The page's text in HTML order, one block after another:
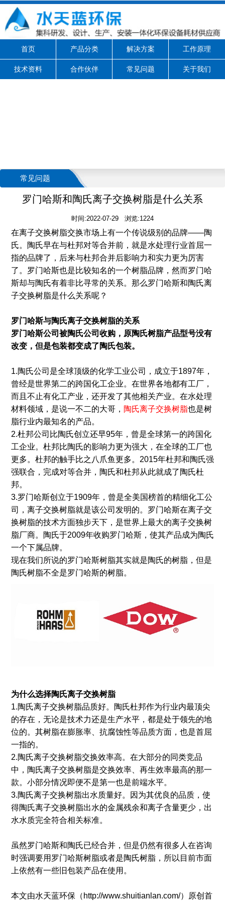
首页 产品分类 解决方案 工作原理
技术资料 合作伙伴 常见问题 关于我们
常见问题
罗门哈斯和陶氏离子交换树脂是什么关系
时间:2022-07-29 浏览:1224
在离子交换树脂交换市场上有一个传说级别的品牌——陶
氏。陶氏早在与杜邦对等合并前，就是水处理行业首屈一
指的品牌了，后来与杜邦合并后影响力和实力更为厉害
了。罗门哈斯也是比较知名的一个树脂品牌，然而罗门哈
斯却与陶氏有着非比寻常的关系。那么罗门哈斯和陶氏离
子交换树脂是什么关系呢？
罗门哈斯与陶氏离子交换树脂的关系
罗门哈斯公司被陶氏公司收购， 原陶氏树脂产品型号没有
改变，但是包装都变成了陶氏包装。
1.陶氏公司是全球顶级的化学工业公司，成立于1897年，
曾经是世界第二的跨国化工企业。在世界各地都有工厂，
而且不止有化工产业，还开发了其他相关产业。在水处理
材料领域，是说一不二的大哥， 陶氏离子交换树脂也是树
脂行业内最知名的产品。
2.杜邦公司比陶氏创立还早95年，曾是全球第一的跨国化
工企业。杜邦比陶氏的影响力更为强大，在全球的工厂也
更多。杜邦的触手比之八爪鱼更多。2015年杜邦和陶氏强
强联合，完成对等合并，陶氏和杜邦从此就成了陶氏杜
邦。
3.罗门哈斯创立于1909年，曾是全美国榜首的精细化工公
司，离子交换树脂就是该公司发明的。罗门哈斯在离子交
换树脂的技术方面独步天下，是世界上最大的离子交换树
脂厂商。陶氏于2009年收购罗门哈斯，使其产品成为陶氏
一个下属品牌。
现在我们所说的罗门哈斯树脂其实就是陶氏的树脂，但是
陶氏树脂不全是罗门哈斯的树脂。
为什么选择陶氏离子交换树脂
1.陶氏离子交换树脂品质好。陶氏杜邦作为行业内最顶尖
的存在，无论是技术力还是生产水平，都是处于领先的地
位的。其树脂在膨胀率、抗腐蚀性等品质方面，也是首屈
一指的。
2.陶氏离子交换树脂交换效率高。在大部分的同类竞品
中，陶氏离子交换树脂是交换效率、再生效率最高的那一
款。小部分情况即便不是第一也是前端水平。
3.陶氏离子交换树脂出水质量好。因为其优良的品质，使
得陶氏离子交换树脂出水的金属残余和离子含量更少，出
水水质完全符合相关标准。
虽然罗门哈斯和陶氏已经合并，但是仍然有很多人在咨询
时强调要用罗门哈斯树脂或者是陶氏树脂，所以目前市面
上依然有一些旧包装产品在使用。
本文由水天蓝环保（http://www.shuitianlan.com/）原创首